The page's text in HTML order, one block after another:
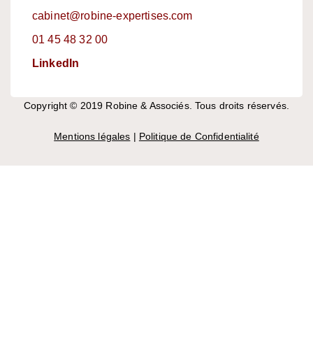
cabinet@robine-expertises.com
01 45 48 32 00
LinkedIn
Copyright © 2019 Robine & Associés. Tous droits réservés.
Mentions légales | Politique de Confidentialité